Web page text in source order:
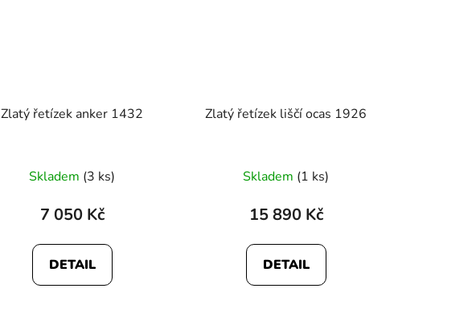
Zlatý řetízek anker 1432
hodnocení
produktu
5,0
z
Skladem (3 ks)
7 050 Kč
DETAIL
Zlatý řetízek liščí ocas 1926
Skladem (1 ks)
15 890 Kč
DETAIL